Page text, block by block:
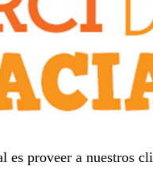
es proveer a nuestros